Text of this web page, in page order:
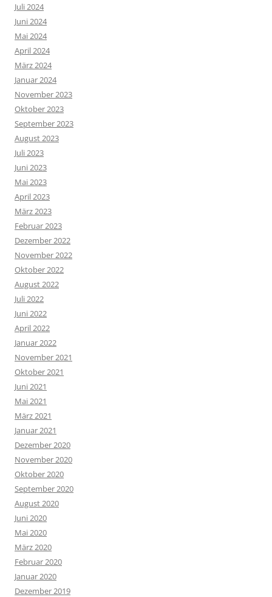
Juli 2024
Juni 2024
Mai 2024
April 2024
März 2024
Januar 2024
November 2023
Oktober 2023
September 2023
August 2023
Juli 2023
Juni 2023
Mai 2023
April 2023
März 2023
Februar 2023
Dezember 2022
November 2022
Oktober 2022
August 2022
Juli 2022
Juni 2022
April 2022
Januar 2022
November 2021
Oktober 2021
Juni 2021
Mai 2021
März 2021
Januar 2021
Dezember 2020
November 2020
Oktober 2020
September 2020
August 2020
Juni 2020
Mai 2020
März 2020
Februar 2020
Januar 2020
Dezember 2019